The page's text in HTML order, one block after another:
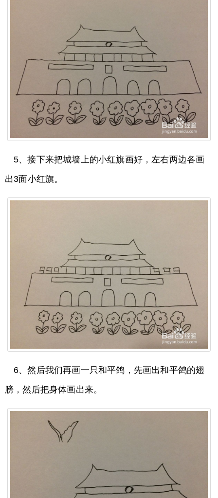
5、接下来把城墙上的小红旗画好，左右两边各画
出3面小红旗。
6、然后我们再画一只和平鸽，先画出和平鸽的翅
膀，然后把身体画出来。